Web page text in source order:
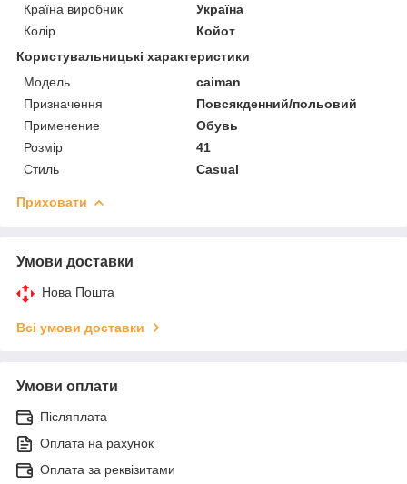
Країна виробник
Україна
Колір
Койот
Користувальницькі характеристики
Модель
caiman
Призначення
Повсякденний/польовий
Применение
Обувь
Розмір
41
Стиль
Casual
Приховати
Умови доставки
Нова Пошта
Всі умови доставки
Умови оплати
Післяплата
Оплата на рахунок
Оплата за реквізитами